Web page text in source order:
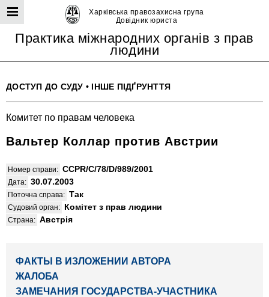
Харківська правозахисна група
Довідник юриста
Практика міжнародних органів з прав
людини
ДОСТУП ДО СУДУ • ІНШЕ ПІДҐРУНТТЯ
Комитет по правам человека
Вальтер Коллар против Австрии
Номер справи: CCPR/C/78/D/989/2001
Дата: 30.07.2003
Поточна справа: Так
Судовий орган: Комітет з прав людини
Страна: Австрія
ФАКТЫ В ИЗЛОЖЕНИИ АВТОРА
ЖАЛОБА
ЗАМЕЧАНИЯ ГОСУДАРСТВА-УЧАСТНИКА